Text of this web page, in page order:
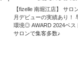
【fizelle 南堀江店】 サロ
月デビューの実績あり！
環境◎ AWARD 2024ベス
サロンで集客多数♪